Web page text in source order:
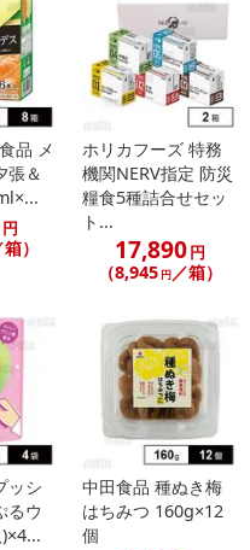
した口当たりのゼリーに、
をギュッと閉じ込めました。
、お客様に残存期間のある商品をお届け
品 メ
張＆
円
箱）
ホリカフーズ 特務
機関NERV指定 防災
糧食5種詰合せセッ
ト...
17,890円
（8,945 円 ／箱）
ッシ
るウ
中田食品 種ぬき梅
はちみつ 160g×12
個